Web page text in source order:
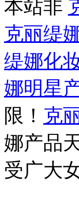
本站非
克丽缇
缇娜化
娜明星
限！ 克
娜产品
受广大